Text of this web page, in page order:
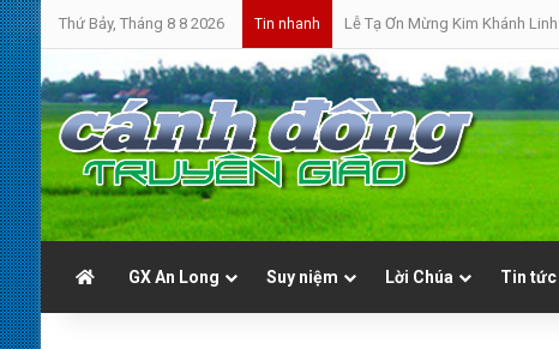
Thứ Bảy, Tháng 8 8 2026 Tin nhanh Lễ Tạ Ơn Mừng Kim Khánh
GX An Long Suy niệm Lời Chúa Tin tức